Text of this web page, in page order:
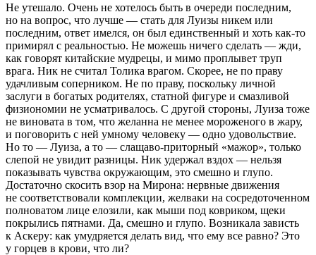
Не утешало. Очень не хотелось быть в очереди последним,
но на вопрос, что лучше — стать для Луизы никем или
последним, ответ имелся, он был единственный и хоть как-то
примирял с реальностью. Не можешь ничего сделать — жди,
как говорят китайские мудрецы, и мимо проплывет труп
врага. Ник не считал Толика врагом. Скорее, не по праву
удачливым соперником. Не по праву, поскольку личной
заслуги в богатых родителях, статной фигуре и смазливой
физиономии не усматривалось. С другой стороны, Луиза тоже
не виновата в том, что желанна не менее мороженого в жару,
и поговорить с ней умному человеку — одно удовольствие.
Но то — Луиза, а то — слащаво-приторный «мажор», только
слепой не увидит разницы. Ник удержал вздох — нельзя
показывать чувства окружающим, это смешно и глупо.
Достаточно скосить взор на Мирона: нервные движения
не соответствовали комплекции, желваки на сосредоточенном
полноватом лице елозили, как мыши под ковриком, щеки
покрылись пятнами. Да, смешно и глупо. Возникала зависть
к Аскеру: как умудряется делать вид, что ему все равно? Это
у горцев в крови, что ли?